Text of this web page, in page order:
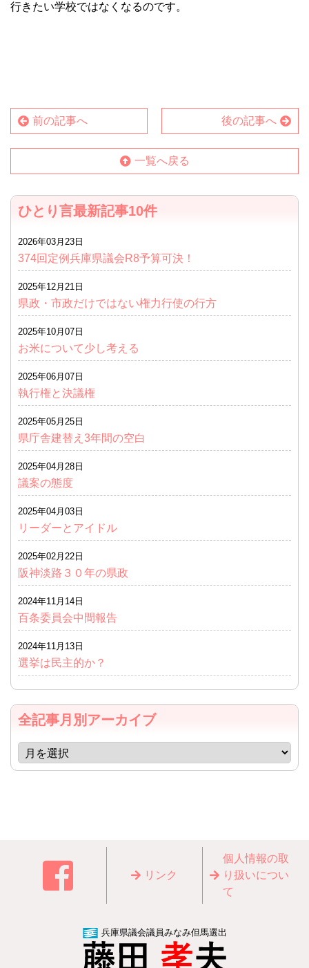
行きたい学校ではなくなるのです。
前の記事へ 後の記事へ
一覧へ戻る
ひとり言最新記事10件
2026年03月23日
374回定例兵庫県議会R8予算可決！
2025年12月21日
県政・市政だけではない権力行使の行方
2025年10月07日
お米について少し考える
2025年06月07日
執行権と決議権
2025年05月25日
県庁舎建替え3年間の空白
2025年04月28日
議案の態度
2025年04月03日
リーダーとアイドル
2025年02月22日
阪神淡路３０年の県政
2024年11月14日
百条委員会中間報告
2024年11月13日
選挙は民主的か？
全記事月別アーカイブ
リンク
個⼈情報の取
り扱いについ
て
兵庫県議会議員みなみ但馬選出